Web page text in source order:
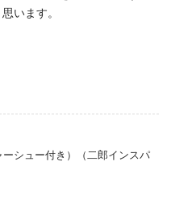
います。
シュー付き）（二郎インスパ